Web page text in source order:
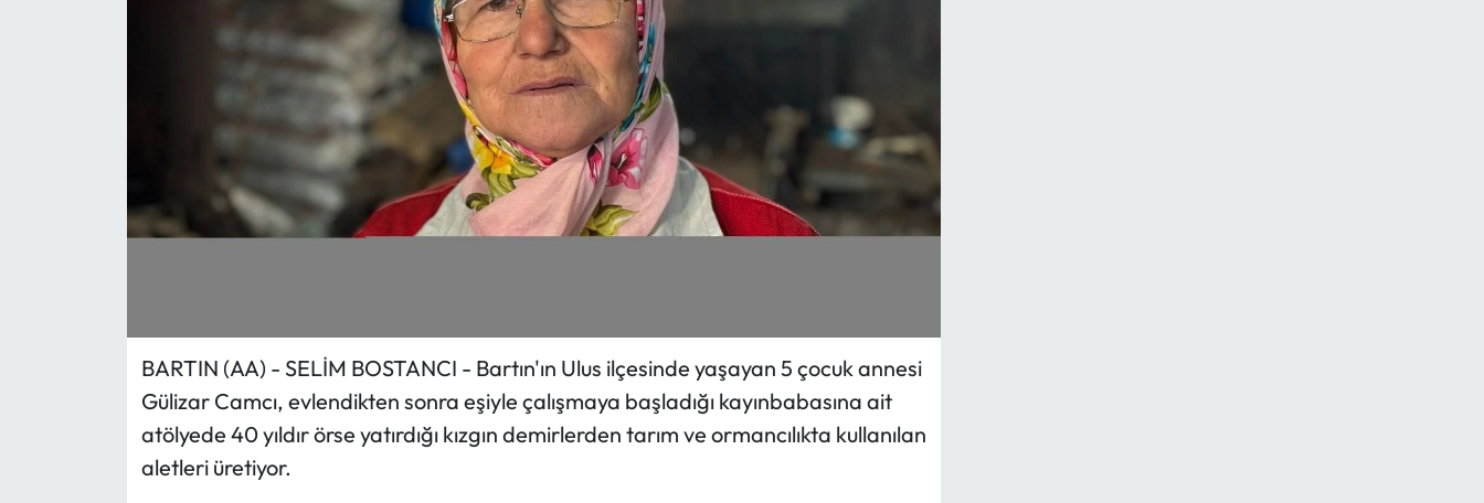
BARTIN (AA) - SELİM BOSTANCI - Bartın'ın Ulus ilçesinde yaşayan 5 çocuk annesi
Gülizar Camcı, evlendikten sonra eşiyle çalışmaya başladığı kayınbabasına ait
atölyede 40 yıldır örse yatırdığı kızgın demirlerden tarım ve ormancılıkta kullanılan
aletleri üretiyor.
Magazin
Ortaköy Haberleri
Osmancık Haberleri